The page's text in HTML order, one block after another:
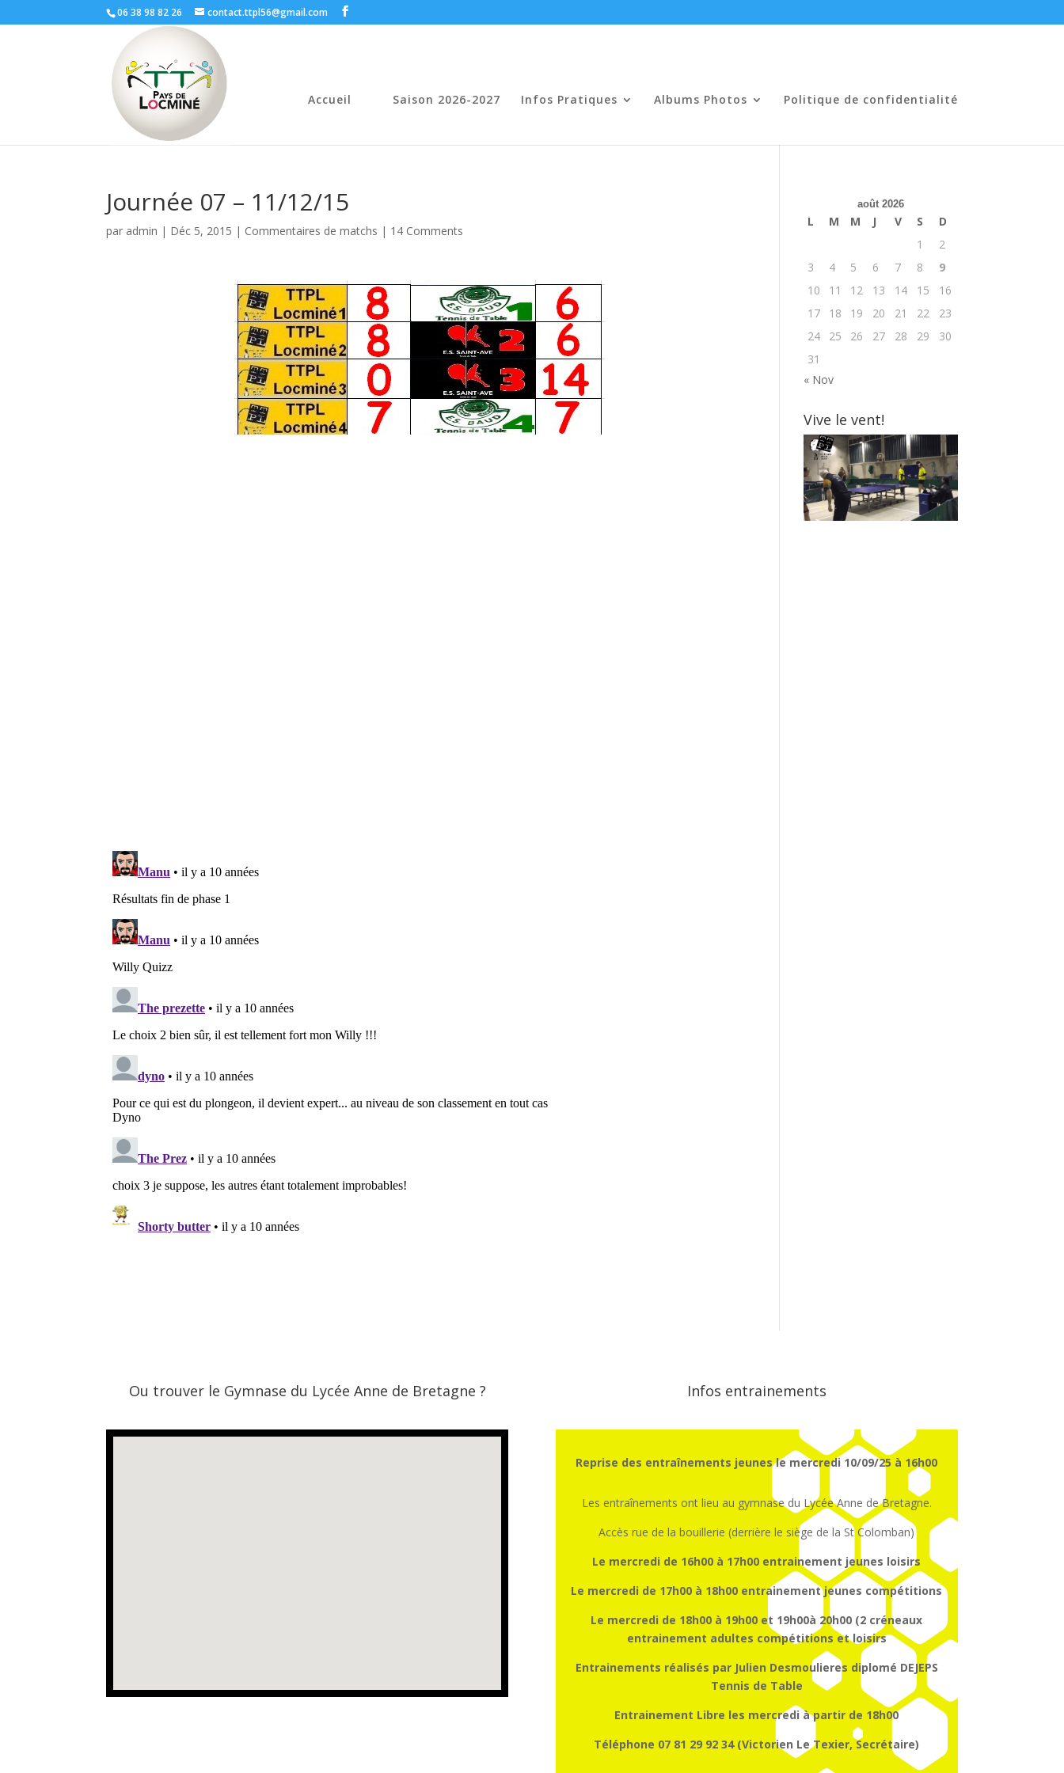
06 38 98 82 26 contact.ttpl56@gmail.com
Accueil Saison 2026-2027 Infos Pratiques Albums Photos Politique de confidentialité
Journée 07 – 11/12/15
par admin | Déc 5, 2015 | Commentaires de matchs | 14 Comments
août 2026
L M M J V S
D
1
2
3
4 5 6 7 8
9
10
11 12 13 14 15
16
17
18 19 20 21 22
23
24
25 26 27 28 29
30
31
« Nov
Vive le vent!
Ou trouver le Gymnase du Lycée Anne de Bretagne ? Infos entrainements
Reprise des entraînements jeunes le mercredi 10/09/25 à 16h00
Les entraînements ont lieu au gymnase du Lycée Anne de Bretagne.
Accès rue de la bouillerie (derrière le siège de la St Colomban)
Le mercredi de 16h00 à 17h00 entrainement jeunes loisirs
Le mercredi de 17h00 à 18h00 entrainement jeunes compétitions
Le mercredi de 18h00 à 19h00 et 19h00à 20h00 (2 créneaux
entrainement adultes compétitions et loisirs
Entrainements réalisés par Julien Desmoulieres diplomé DEJEPS
Tennis de Table
Entrainement Libre les mercredi à partir de 18h00
Téléphone 07 81 29 92 34 (Victorien Le Texier, Secrétaire)